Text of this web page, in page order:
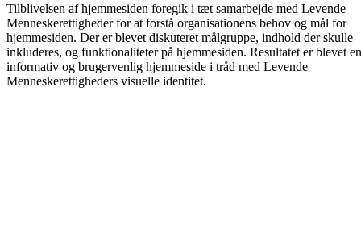
Tilblivelsen af hjemmesiden foregik i tæt samarbejde med Levende
Menneskerettigheder for at forstå organisationens behov og mål for
hjemmesiden. Der er blevet diskuteret målgruppe, indhold der skulle
inkluderes, og funktionaliteter på hjemmesiden. Resultatet er blevet en
informativ og brugervenlig hjemmeside i tråd med Levende
Menneskerettigheders visuelle identitet.